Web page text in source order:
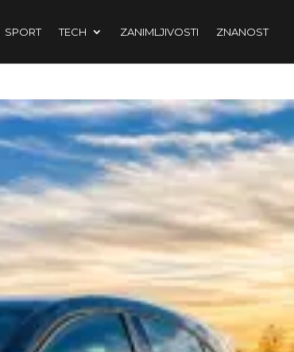
SPORT TECH ZANIMLJIVOSTI ZNANOST